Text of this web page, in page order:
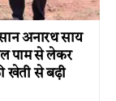
अनारथ साय
पाम से लेकर
खेती से बढ़ी